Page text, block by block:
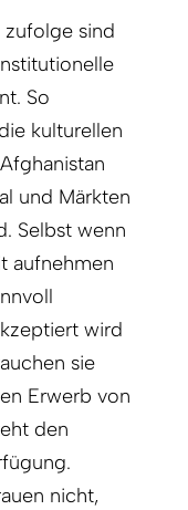
zufolge sind
So
kulturellen
und Märkten
Selbst wenn
aufnehmen
wird
sie
Erwerb von
den
nicht,